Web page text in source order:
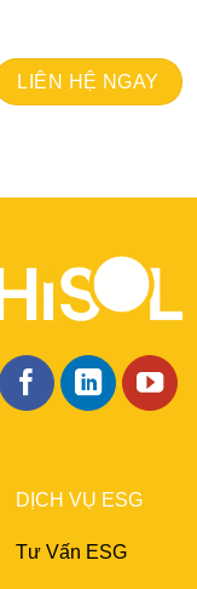
LIÊN HỆ NGAY
DỊCH VỤ ESG
Tư Vấn ESG